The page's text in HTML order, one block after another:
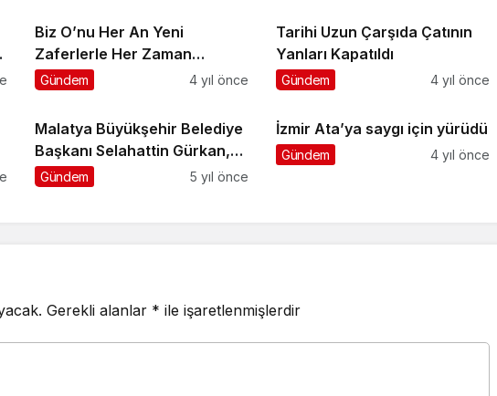
Biz O’nu Her An Yeni
Zaferlerle Her Zaman
Yaşatacağız
Gündem 4 yıl önce
Tarihi Uzun Çarşıda Çatının
Yanları Kapatıldı
Gündem 4 yıl önce
Malatya Büyükşehir Belediye
Başkanı Selahattin Gürkan,
Türk milletinin tarihinin
Gündem 5 yıl önce
İzmir Ata’ya saygı için yürüdü
Gündem 4 yıl önce
Gerekli alanlar * ile işaretlenmişlerdir